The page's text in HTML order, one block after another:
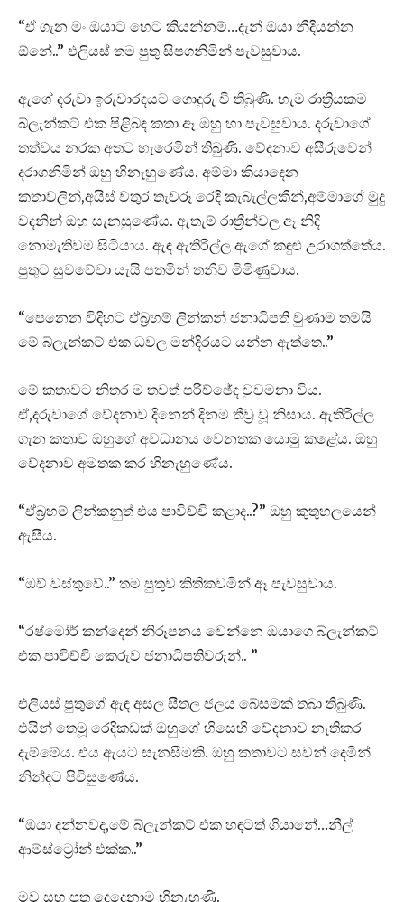
“ඒ ගැන මං ඔයාට හෙට කියන්නම්…දැන් ඔයා නිදියන්න
ඕනේ..” එලියස් තම පුතු සිපගනිමින් පැවසුවාය.
ඇගේ දරුවා ඉරුවාරදයට ගොදුරු වී තිබුණි. හැම රාත්‍රියකම
බ්ලැන්කට් එක පිළිබඳ කතා ඈ ඔහු හා පැවසුවාය. දරුවාගේ
තත්වය නරක අතට හැරෙමින් තිබුණි. වේදනාව අසීරුවෙන්
දරාගනිමින් ඔහු හිනැහුණේය. අම්මා කියාදෙන
කතාවලින්,අයිස් වතුර තැවරූ රෙදි කැබැල්ලකින්,අම්මාගේ මුදු
වදනින් ඔහු සැනසුණේය. ඇතැම් රාත්‍රීන්වල ඈ නිදි
නොමැතිවම සිටියාය. ඇඳ ඇතිරිල්ල ඇගේ කඳුළු උරාගත්තේය.
පුතුට සුවවේවා යැයි පතමින් තනිව මිමිණුවාය.
“පෙනෙන විදිහට ඒබ්‍රහම් ලින්කන් ජනාධිපති වුණාම තමයි
මේ බ්ලැන්කට් එක ධවල මන්දිරයට යන්න ඇත්තෙ..”
මේ කතාවට නිතර ම තවත් පරිච්ඡේද වුවමනා විය.
ඒ,දරුවාගේ වේදනාව දිනෙන් දිනම තීව්‍ර වූ නිසාය. ඇතිරිල්ල
ගැන කතාව ඔහුගේ අවධානය වෙනතක යොමු කළේය. ඔහු
වේදනාව අමතක කර හිනැහුණේය.
“ඒබ්‍රහම් ලින්කනුත් එය පාවිච්චි කළාද..?” ඔහු කුතුහලයෙන්
ඇසීය.
“ඔව් වස්තුවේ..” තම පුතුව කිතිකවමින් ඈ පැවසුවාය.
“රෂ්මෝර් කන්දෙන් නිරූපනය වෙන්නෙ ඔයාගෙ බ්ලැන්කට්
එක පාවිච්චි කෙරුව ජනාධිපතිවරුන්.. ”
එලියස් පුතුගේ ඇඳ අසල සීතල ජලය බේසමක් තබා තිබුණි.
එයින් තෙමූ රෙදිකඩක් ඔහුගේ හිසෙහි වේදනාව නැතිකර
දැම්මේය. එය ඇයට සැනසීමකි. ඔහු කතාවට සවන් දෙමින්
නින්දට පිවිසුණේය.
“ඔයා දන්නවද,මේ බ්ලැන්කට් එක හඳටත් ගියානේ…නීල්
ආම්ස්ට්‍රෝන් එක්ක..”
මව සහ පුතු දෙදෙනාම හිනැහුණි.